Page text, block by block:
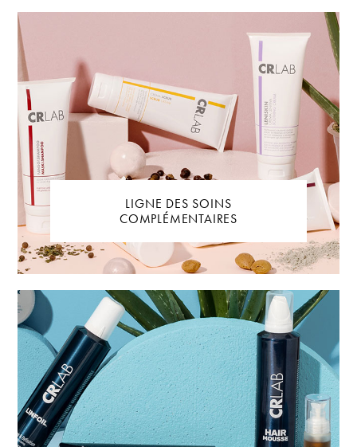
LIGNE DES SOINS
COMPLÉMENTAIRES